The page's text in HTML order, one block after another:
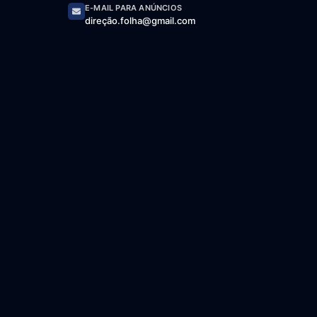
E-MAIL PARA ANÚNCIOS
direção.folha@gmail.com